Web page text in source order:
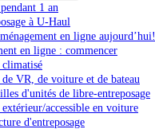
1 an
à U-Haul
en ligne aujourd’hui!
en ligne : commencer
climatisé
de VR, de voiture et de bateau
d'unités de libre-entreposage
extérieur/accessible en voiture
d'entreposage